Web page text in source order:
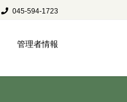
045-594-1723
管理者情報